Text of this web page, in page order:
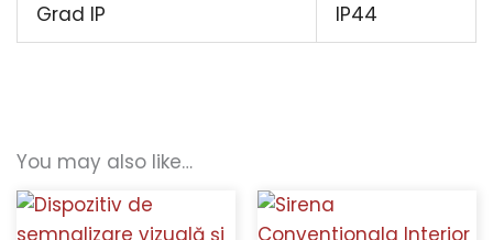
Grad IP IP44
You may also like…